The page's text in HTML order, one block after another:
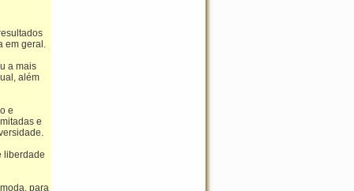
em geral.
a mais
além
e
e
liberdade
para